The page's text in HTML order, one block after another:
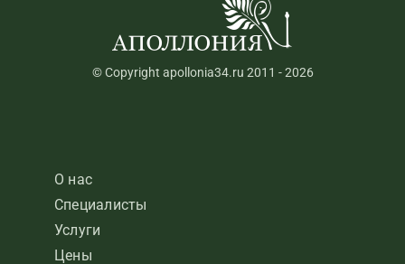
© Copyright apollonia34.ru 2011 - 2026
О нас
Специалисты
Услуги
Цены